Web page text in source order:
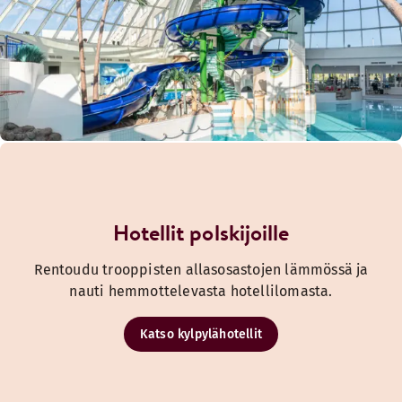
Hotellit polskijoille
Rentoudu trooppisten allasosastojen lämmössä ja
nauti hemmottelevasta hotellilomasta.
Katso kylpylähotellit